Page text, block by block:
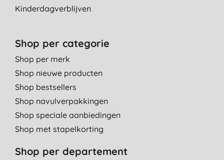
Kinderdagverblijven
Shop per categorie
Shop per merk
Shop nieuwe producten
Shop bestsellers
Shop navulverpakkingen
Shop speciale aanbiedingen
Shop met stapelkorting
Shop per departement